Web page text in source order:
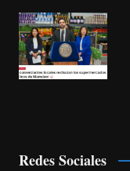
Redes Sociales